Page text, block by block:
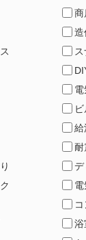
商
造
給
耐
デ
電
浴